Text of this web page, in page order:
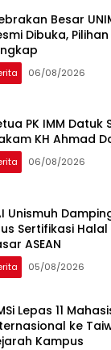
Besar
Dibuka,
06/08/2026
PK IMM Datuk
KH Ahmad
06/08/2026
Unismuh
Sertifikasi
ASEAN
05/08/2026
Lepas 11
ke
Kampus